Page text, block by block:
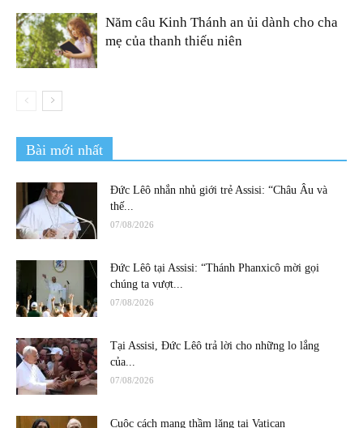
Năm câu Kinh Thánh an ủi dành cho cha
mẹ của thanh thiếu niên
Bài mới nhất
Đức Lêô nhắn nhủ giới trẻ Assisi: “Châu Âu và
thế...
07/08/2026
Đức Lêô tại Assisi: “Thánh Phanxicô mời gọi
chúng ta vượt...
07/08/2026
Tại Assisi, Đức Lêô trả lời cho những lo lắng
của...
07/08/2026
Cuộc cách mạng thầm lặng tại Vatican